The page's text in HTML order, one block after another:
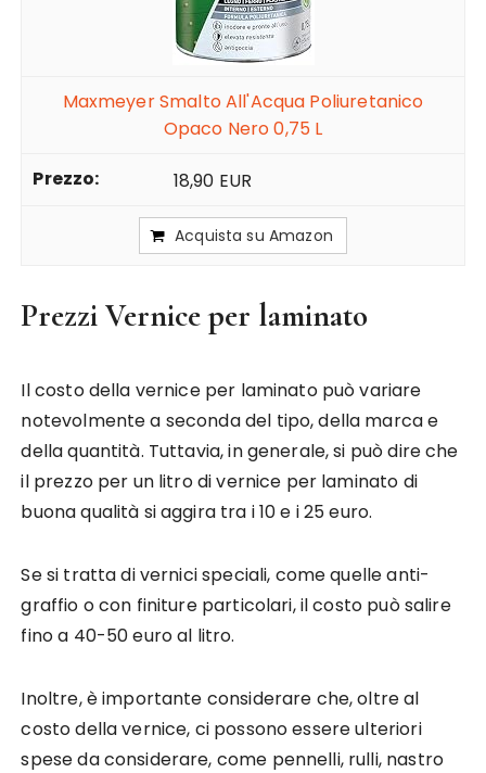
Maxmeyer Smalto All'Acqua Poliuretanico
Opaco Nero 0,75 L
18,90 EUR
Acquista su Amazon
Prezzi Vernice per laminato
Il costo della vernice per laminato può variare
notevolmente a seconda del tipo, della marca e
della quantità. Tuttavia, in generale, si può dire che
il prezzo per un litro di vernice per laminato di
buona qualità si aggira tra i 10 e i 25 euro.
Se si tratta di vernici speciali, come quelle anti-
graffio o con finiture particolari, il costo può salire
fino a 40-50 euro al litro.
Inoltre, è importante considerare che, oltre al
costo della vernice, ci possono essere ulteriori
spese da considerare, come pennelli, rulli, nastro